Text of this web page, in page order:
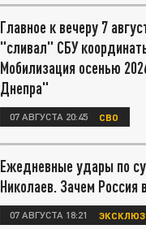
Главное к вечеру 7
"сливал" СБУ
Мобилизация осенью
Днепра"
07 АВГУСТА 20:45 СВО
Ежедневные удары по
Николаев. Зачем Россия
07 АВГУСТА 18:21